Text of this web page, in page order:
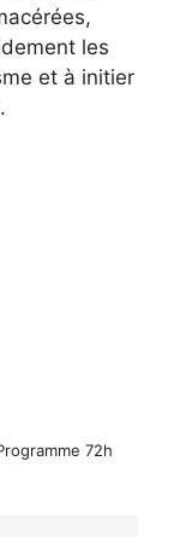
les
et à initier
72h